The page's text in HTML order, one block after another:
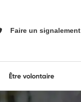
Faire un signalement
Être volontaire